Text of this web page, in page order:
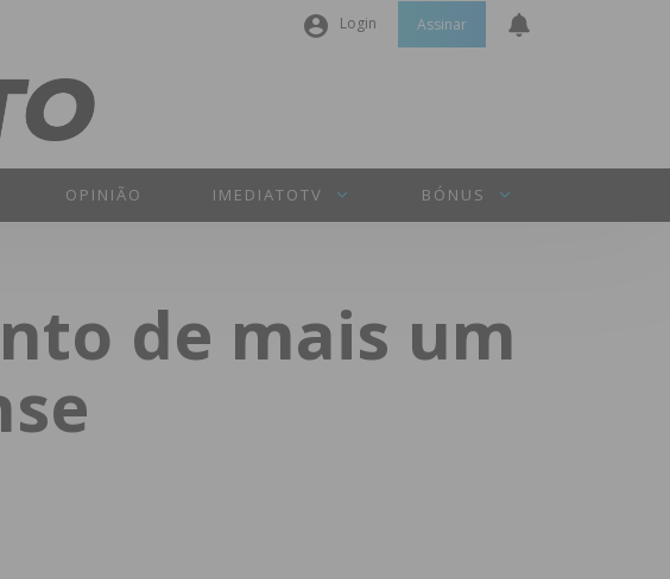
Login
Senha
INICIAR SESSÃO
Assinar
OPINIÃO IMEDIATOTV BÓNUS
de mais um